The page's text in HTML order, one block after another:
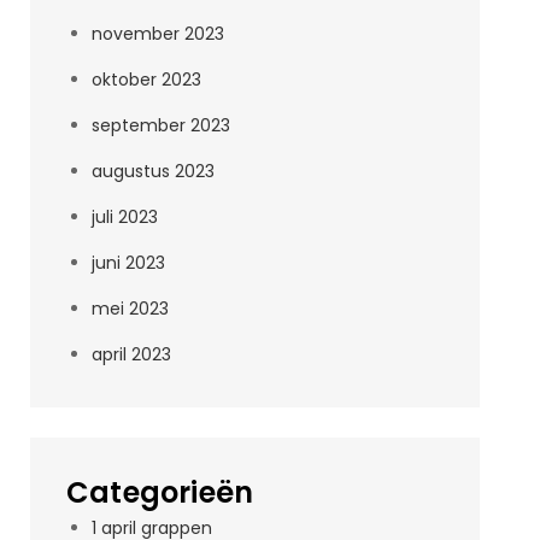
november 2023
oktober 2023
september 2023
augustus 2023
juli 2023
juni 2023
mei 2023
april 2023
Categorieën
1 april grappen